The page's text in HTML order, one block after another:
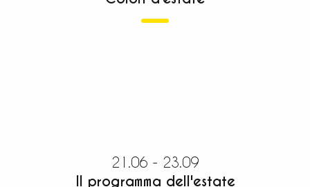
21.06 - 23.09
Il programma dell'estate